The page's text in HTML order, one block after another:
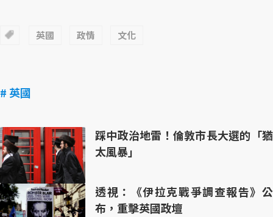
英國 政情 文化
# 英國
踩中政治地雷！倫敦市長大選的「猶
太風暴」
透視：《伊拉克戰爭調查報告》公
布，重擊英國政壇